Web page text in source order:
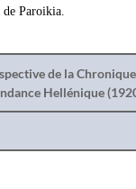
de Paroikia.
de la
Hellénique